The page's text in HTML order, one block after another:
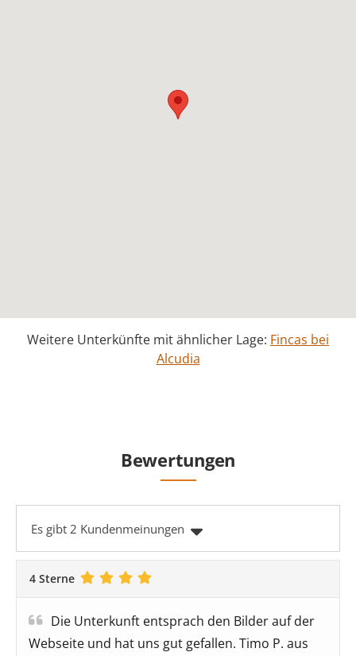
Weitere Unterkünfte mit ähnlicher Lage: Fincas bei
Alcudia
Bewertungen
Es gibt 2 Kundenmeinungen
4 Sterne
Die Unterkunft entsprach den Bilder auf der
Webseite und hat uns gut gefallen. Timo P. aus